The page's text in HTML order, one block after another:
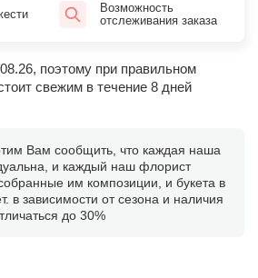
Возможность
отслеживания заказа
поэтому при правильном
свежим в течение 8 дней
Вам сообщить, что каждая наша
и каждый наш флорист
им композиции, и букета в
в зависимости от сезона и наличия
до 30%